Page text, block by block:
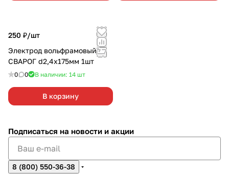
250 ₽/шт
Электрод вольфрамовый
СВАРОГ d2,4х175мм 1шт
0 0 В наличии: 14 шт
В корзину
Подписаться на новости и акции
8 (800) 550-36-38